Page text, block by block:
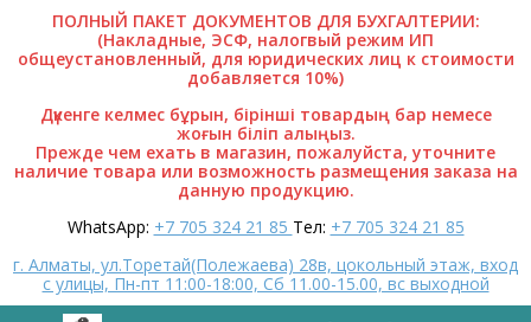
ПОЛНЫЙ ПАКЕТ ДОКУМЕНТОВ ДЛЯ БУХГАЛТЕРИИ:
(Накладные, ЭСФ, налогвый режим ИП
общеустановленный, для юридических лиц к стоимости
добавляется 10%)
Дүкенге келмес бұрын, бірінші товардың бар немесе
жоғын біліп алыңыз.
Прежде чем ехать в магазин, пожалуйста, уточните
наличие товара или возможность размещения заказа на
данную продукцию.
WhatsApp: +7 705 324 21 85 Тел: +7 705 324 21 85
г. Алматы, ул.Торетай(Полежаева) 28в, цокольный этаж, вход
с улицы, Пн-пт 11:00-18:00, Сб 11.00-15.00, вс выходной